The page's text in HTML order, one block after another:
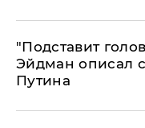
​"Подставит
Эйдман описал
Путина